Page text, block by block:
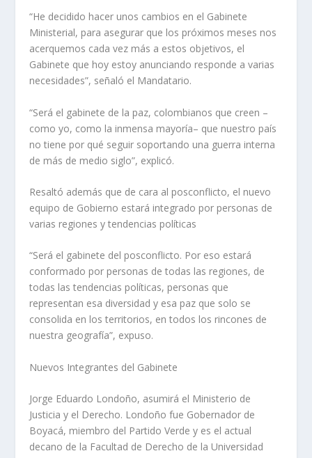
“He decidido hacer unos cambios en el Gabinete
Ministerial, para asegurar que los próximos meses nos
acerquemos cada vez más a estos objetivos, el
Gabinete que hoy estoy anunciando responde a varias
necesidades”, señaló el Mandatario.
“Será el gabinete de la paz, colombianos que creen –
como yo, como la inmensa mayoría– que nuestro país
no tiene por qué seguir soportando una guerra interna
de más de medio siglo”, explicó.
Resaltó además que de cara al posconflicto, el nuevo
equipo de Gobierno estará integrado por personas de
varias regiones y tendencias políticas
“Será el gabinete del posconflicto. Por eso estará
conformado por personas de todas las regiones, de
todas las tendencias políticas, personas que
representan esa diversidad y esa paz que solo se
consolida en los territorios, en todos los rincones de
nuestra geografía”, expuso.
Nuevos Integrantes del Gabinete
Jorge Eduardo Londoño, asumirá el Ministerio de
Justicia y el Derecho. Londoño fue Gobernador de
Boyacá, miembro del Partido Verde y es el actual
decano de la Facultad de Derecho de la Universidad